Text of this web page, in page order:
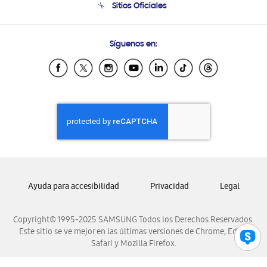
Soporte vía eMail
Sitios Oficiales
Samsung Ecuador
Samsung El Salvador
Samsung Honduras
Samsung Nicaragua
Samsung Panamá
Samsung Venezuela
Síguenos en:
Copyright© 1995-2025 SAMSUNG Todos los Derechos Reservados.
Este sitio se ve mejor en las últimas versiones de Chrome, Edge,
Safari y Mozilla Firefox.
Ayuda para accesibilidad Privacidad Legal